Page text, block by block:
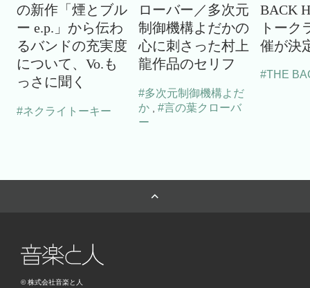
の新作「煙とブル
ー e.p.」から伝わ
るバンドの充実度
について、Vo.も
っさに聞く
#ネクライトーキー
ローバー／多次元
制御機構よだかの
心に刺さった村上
龍作品のセリフ
#多次元制御機構よだ
か
#言の葉クローバ
ー
BACK
トーク
催が決
#THE
© 株式会社音楽と人